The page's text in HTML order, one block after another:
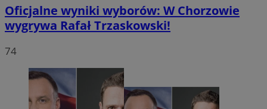
Oficjalne wyniki wyborów: W Chorzowie
wygrywa Rafał Trzaskowski!
74